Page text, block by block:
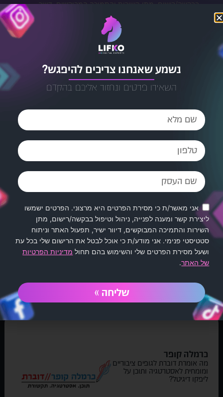
בבקשה/רישום, מתן השירות והתמיכה המבוקשים, דיוור
ישיר, תפעול האתר וניתוח סטטיסטי פנימי. אני מודע/ת כי
אוכל לבטל את הרישום שלי בכל עת ושעל מסירת הפרטים
מדיניות הפרטיות של האתר
מחמאות שגורמות לנו להסמיק
כרמלה קופר
מה אומרת דוברת לגופים ציבוריים
ומומחית לאסטרטגיה ותוכן על
ליפקו דיגיטל?
נשמע שאנחנו צריכים להיפגש?
השאירו פרטים ונחזור אליכם בהקדם
אני מאשר/ת כי מסירת הפרטים היא מרצוני. הפרטים ישמשו
ליצירת קשר ומענה לפנייה, ניהול וטיפול בבקשה/רישום, מתן
השירות והתמיכה המבוקשים, דיוור ישיר, תפעול האתר וניתוח
סטטיסטי פנימי. אני מודע/ת כי אוכל לבטל את הרישום שלי בכל עת
ושעל מסירת הפרטים שלי והשימוש בהם תחול מדיניות הפרטיות
של האתר.
שליחה »